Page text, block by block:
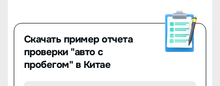
Скачать пример отчета
проверки "авто с
пробегом" в Китае